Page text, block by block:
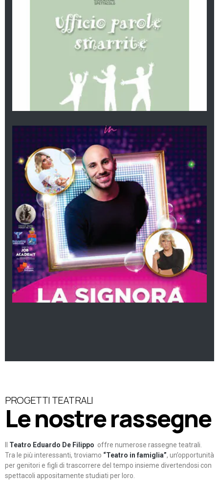
PROGETTI TEATRALI
Le nostre rassegne
Teatro Eduardo De Filippo offre numerose rassegne teatrali.
Tra le più interessanti, troviamo “Teatro in famiglia”, un’opportunità
per genitori e figli di trascorrere del tempo insieme divertendosi con
spettacoli appositamente studiati per loro.